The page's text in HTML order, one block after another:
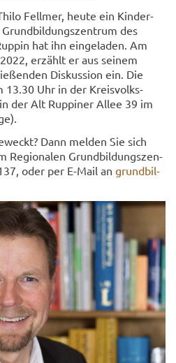
Fell­mer, heute ein Kin­der­
des
hat ihn ein­ge­la­den. Am
er­zählt er aus sei­nem
Dis­kus­si­on ein. Die
13.30 Uhr in der Kreis­volks­
der Alt Rup­pi­ner Allee 39 im
Dann mel­den Sie sich
Re­gio­na­len Grund­bil­dungs­zen­
oder per E-​Mail an grund­bil­